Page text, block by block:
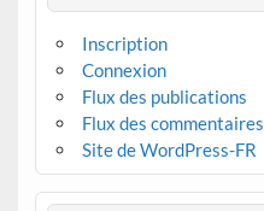
Inscription
Connexion
Flux des publications
Flux des commentaires
Site de WordPress-FR